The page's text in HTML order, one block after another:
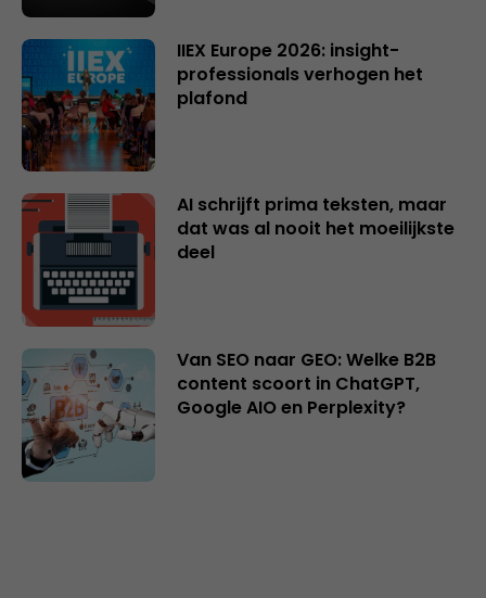
IIEX Europe 2026: insight-
professionals verhogen het
plafond
AI schrijft prima teksten, maar
dat was al nooit het moeilijkste
deel
Van SEO naar GEO: Welke B2B
content scoort in ChatGPT,
Google AIO en Perplexity?